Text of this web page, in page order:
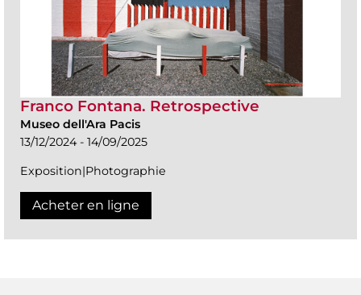
Franco Fontana. Retrospective
Museo dell'Ara Pacis
13/12/2024 - 14/09/2025
Exposition|Photographie
Acheter en ligne